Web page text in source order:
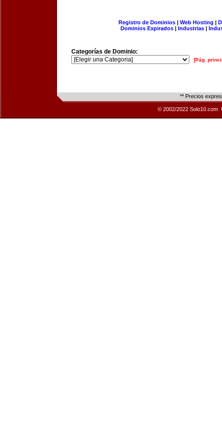
Registro de Dominios| Web Hosting |
Dominios Expirados | Industrias |
Categorías de Dominio:
[Pág.
** Precios
© 2002/2022 Solo10.com